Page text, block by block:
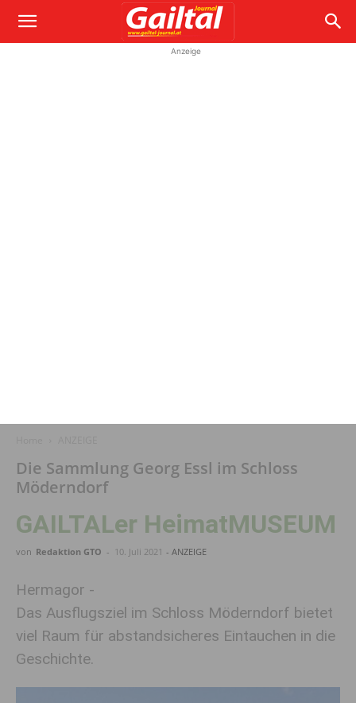
Anzeige
Die Sammlung Georg Essl im Schloss
Möderndorf
GAILTALer HeimatMUSEUM
von Redaktion GTO - 10. Juli 2021 - ANZEIGE
Hermagor -
Das Ausflugsziel im Schloss Möderndorf bietet
viel Raum für abstandsicheres Eintauchen in die
Geschichte.